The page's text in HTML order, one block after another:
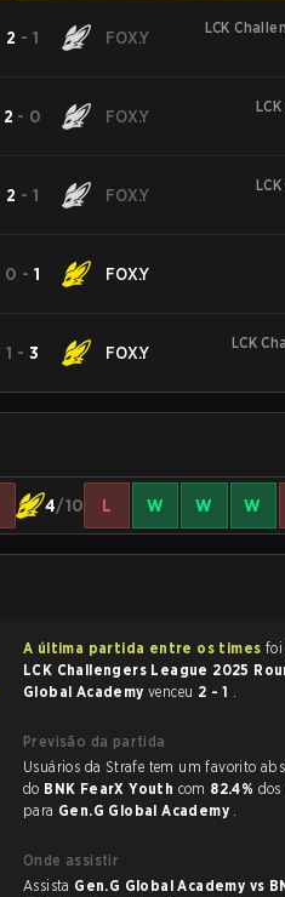
2 - 1 FOX.Y
LCK
2 - 0 FOX.Y
2 - 1 FOX.Y
0 - 1 FOX.Y
1 - 3 FOX.Y
LCK
4/10 L W W W
A última partida entre os times foi
LCK Challengers League 2025
Global Academy venceu 2 - 1 .
Previsão da partida
Usuários da Strafe tem um favorito absoluto para a partida, e preveem a vitória
do BNK FearX Youth com 82.4%
para Gen.G Global Academy .
Onde assistir
Assista Gen.G Global Academy vs